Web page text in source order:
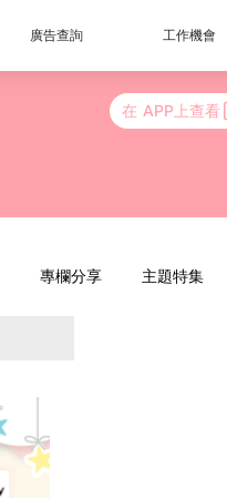
廣告查詢 工作機會
在 APP上查看
專欄分享 主題特集